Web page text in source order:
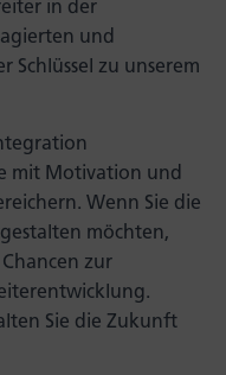
in der
und
Schlüssel zu unserem
mit Motivation und
Wenn Sie die
möchten,
zur
Sie die Zukunft